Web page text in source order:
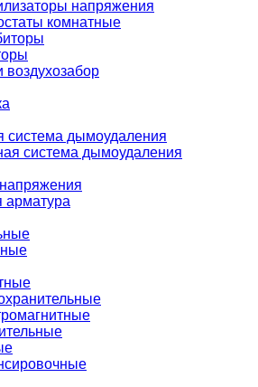
напряжения
комнатные
система дымоудаления
система дымоудаления
арматура